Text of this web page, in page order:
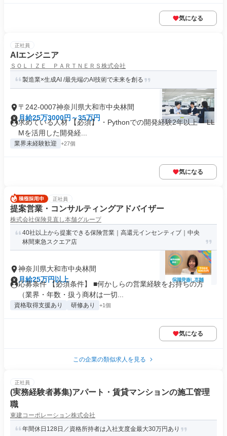
気になる
正社員
AIエンジニア
ＳＯＬＩＺＥ ＰＡＲＴＮＥＲＳ株式会社
製造業×生成AI /最先端のAI技術で未来を創る
〒242-0007神奈川県大和市中央林間
月給25万3000円～35万円
求めている人材 【必須】 ・Pythonでの開発経験2年以上 ・LL
Mを活用した開発経...
業界未経験歓迎 +27個
気になる
正社員
提案営業・コンサルティングアドバイザー
株式会社保険見直し本舗グループ
40社以上から提案できる保険営業｜高還元インセンティブ｜中央
林間東急スクエア店
神奈川県大和市中央林間
月給25万円以上
応募条件 【必須条件】 ■何かしらの営業経験をお持ちの方
（業界・年数・扱う商材は一切...
資格取得支援あり 研修あり +1個
気になる
この企業の類似求人を見る
正社員
(実務経験者募集)アパート・賃貸マンションの施工管理
職
東建コーポレーション株式会社
年間休日128日／資格所持者は入社支度金最大30万円あり